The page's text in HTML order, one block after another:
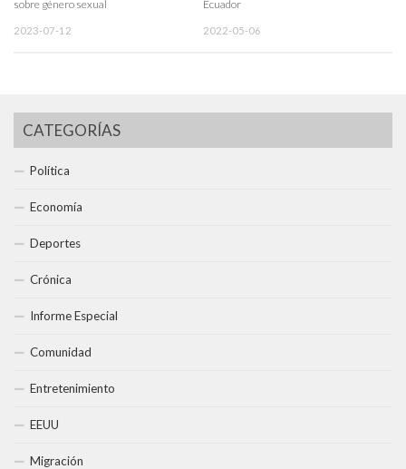
sobre género sexual
2023-07-12
Ecuador
2022-05-06
CATEGORÍAS
Política
Economía
Deportes
Crónica
Informe Especial
Comunidad
Entretenimiento
EEUU
Migración